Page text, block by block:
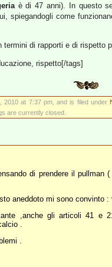
è di 47 anni). In questo
spiegandogli come
termini di rapporti e di rispetto
rispetto[/tags]
2010 at 7:37 pm, and is filed under
are currently closed.
di prendere il
aneddoto mi sono convinto
,anche gli articoli 41
.
.